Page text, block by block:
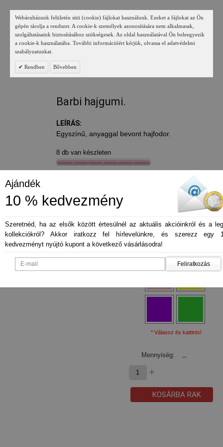
Webáruházunk felületén süti (cookie) fájlokat használunk. Ezeket a fájlokat az Ön
gépén tárolja a rendszer. A cookie-k személyek azonosítására nem alkalmasak,
szolgáltatásaink biztosításához szükségesek. Az oldal használatával Ön beleegyezik
a cookie-k használatába. További információért kérjük, olvassa el adatvédelmi
szabályzatunkat.
Rendben Bővebben
Barbi hajgumi.
LEÍRÁS:
Egyszínű, anyaggal bevont hajfodor.
8 db van készleten
* Szín - pink
* Válassz és kattints!
Mennyiség:
KOSÁRBA RAK
Ajándék
10 % kedvezmény
Szeretnéd, ha az elsők között értesülnél az aktuális akcióinkról és a
kollekciókról? Akkor iratkozz fel hírlevelünkre, és szerezz egy
kedvezményt nyújtó kupont a következő vásárlásodra!
Feliratkozás